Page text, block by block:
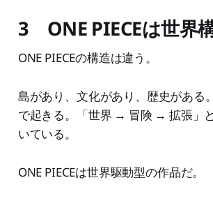
3 ONE PIECEは世界
ONE PIECEの構造は違う。
島があり、文化があり、歴史がある
で起きる。「世界 → 冒険 → 拡張」
いている。
ONE PIECEは世界駆動型の作品だ。